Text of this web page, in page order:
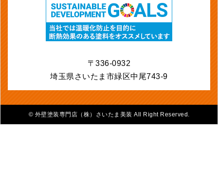
〒336-0932
埼玉県さいたま市緑区中尾743-9
© 外壁塗装専門店（株）さいたま美装 All Right Reserved.